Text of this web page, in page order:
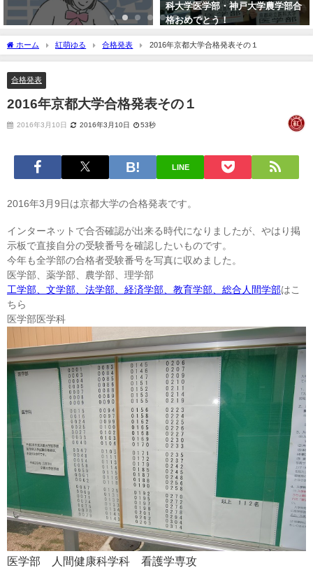
科大学医学部・神戸大学農学部合
格おめでとう！
とう！
ホーム 紅萌ゆる 合格発表 2016年京都大学合格発表その１
合格発表
2016年京都大学合格発表その１
2016年3月10日 2016年3月10日 53秒
LINE
2016年3月9日は京都大学の合格発表です。
インターネットで合否確認が出来る時代になりましたが、やはり掲
示板で直接自分の受験番号を確認したいものです。
今年も全学部の合格者受験番号を写真に収めました。
医学部、薬学部、農学部、理学部
工学部、文学部、法学部、経済学部、教育学部、総合人間学部はこ
ちら
医学部医学科
医学部 人間健康科学科 看護学専攻